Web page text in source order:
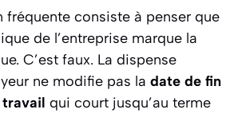
fréquente consiste à penser que
de l’entreprise marque la
C’est faux. La dispense
ne modifie pas la date de fin
qui court jusqu’au terme